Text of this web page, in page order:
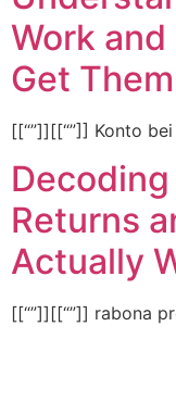
Work
Get
[[“”]][[“”]] Konto
Returns
Actually
[[“”]][[“”]] rabona